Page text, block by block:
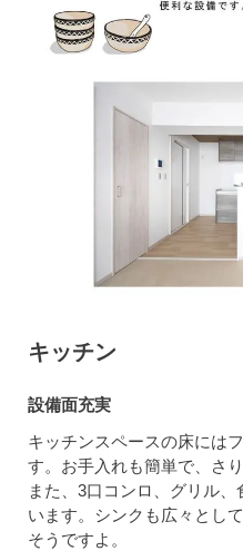
キッチン
設備面充実
キッチンスペースの床には
す。お手入れも簡単で、さ
また、3口コンロ、グリル
います。シンクも広々とし
そうですよ。